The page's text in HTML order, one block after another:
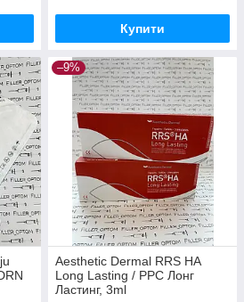
Купити
–9%
Aesthetic Dermal RRS HA
Long Lasting / РРС Лонг
Ластинг, 3ml